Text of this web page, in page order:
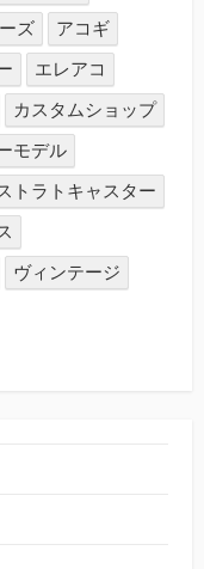
ズ
アコギ
エレアコ
カスタムショップ
モデル
トラトキャスター
ヴィンテージ